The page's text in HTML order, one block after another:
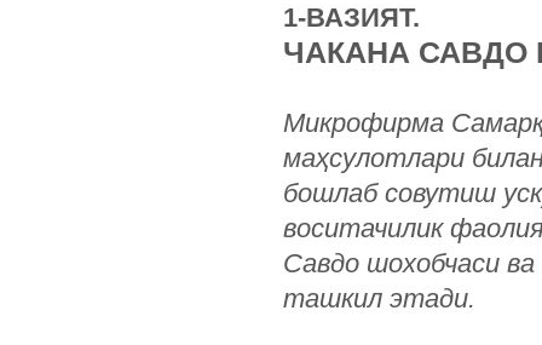
1-ВАЗИЯТ.
ЧАКАНА САВДО
Микрофирма
маҳсулотлари
бошлаб совутиш
воситачилик
Савдо шохобчаси
ташкил этади.